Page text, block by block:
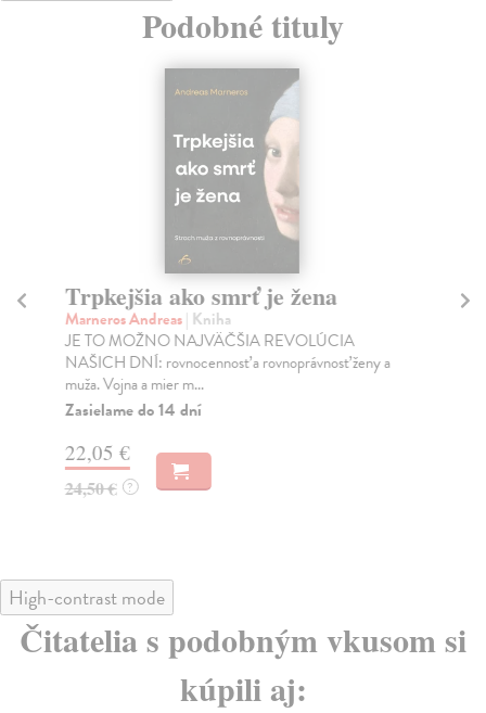
Podobné tituly
Trpkejšia ako smrť je žena
Marneros Andreas| Kniha
JE TO MOŽNO NAJVÄČŠIA REVOLÚCIA
NAŠICH DNÍ: rovnocennosť a rovnoprávnosť ženy a
muža. Vojna a mier m...
Zasielame do 14 dní
22,05 €
24,50 € ?
High-contrast mode
Čitatelia s podobným vkusom si
kúpili aj: